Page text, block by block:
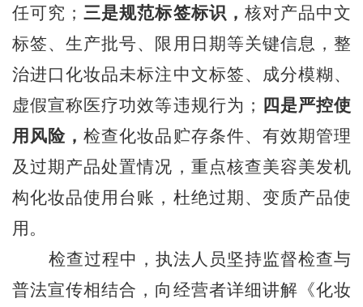
任可究； 三是规范标签标识， 核对产品中文
标签、生产批号、限用日期等关键信息，整
治进口化妆品未标注中文标签、成分模糊、
虚假宣称医疗功效等违规行为；
四是严控使
用风险，检查化妆品贮存条件、有效期管理
及过期产品处置情况，重点核查美容美发机
构化妆品使用台账，杜绝过期、变质产品使
用。
检查过程中，执法人员坚持监督检查与
普法宣传相结合，向经营者详细讲解《化妆